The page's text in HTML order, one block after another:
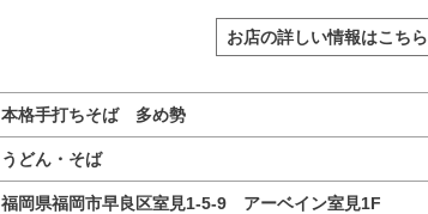
お店の詳しい情報はこちら
本格手打ちそば 多め勢
うどん・そば
福岡県福岡市早良区室見1-5-9 アーベイン室見1F